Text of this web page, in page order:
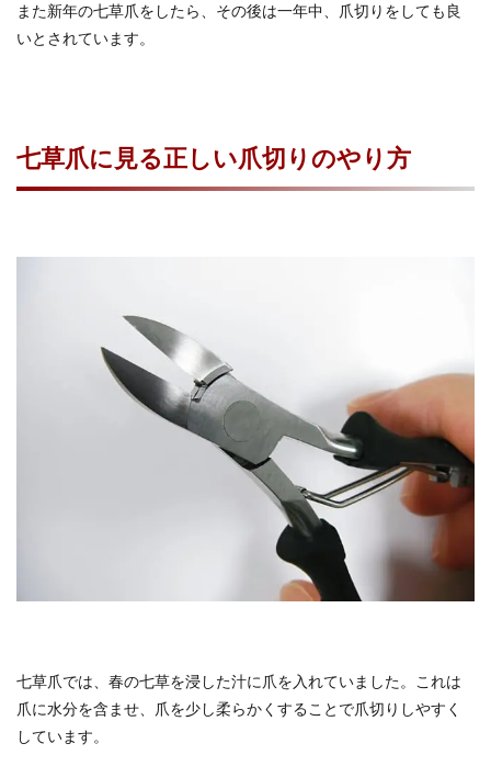
また新年の七草爪をしたら、その後は一年中、爪切りをしても良
いとされています。
七草爪に見る正しい爪切りのやり方
七草爪では、春の七草を浸した汁に爪を入れていました。これは
爪に水分を含ませ、爪を少し柔らかくすることで爪切りしやすく
しています。